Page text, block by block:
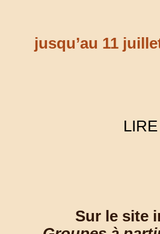
jusqu’au 11
Sur le site